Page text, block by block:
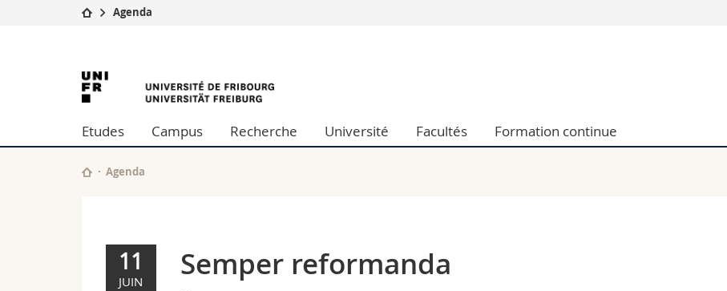
Etudes
Campus
Université
Formation continue
Lettres et sciences humaines
Sciences de l'éducation et de la formation
Collaborateurs
Agenda
Semper
reformanda
|
Agenda
l'University
Etudes Campus Recherche Université Facultés Formation continue
Agenda
11
JUIN Semper reformanda